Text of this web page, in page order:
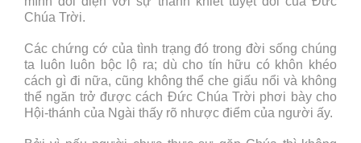
Chúa Trời.
Các chứng cớ của tình trạng đó trong đời sống chúng
ta luôn luôn bộc lộ ra; dù cho tín hữu có khôn khéo
cách gì đi nữa, cũng không thể che giấu nổi và không
thể ngăn trở được cách Đức Chúa Trời phơi bày cho
Hội-thánh của Ngài thấy rõ nhược điểm của người ấy.